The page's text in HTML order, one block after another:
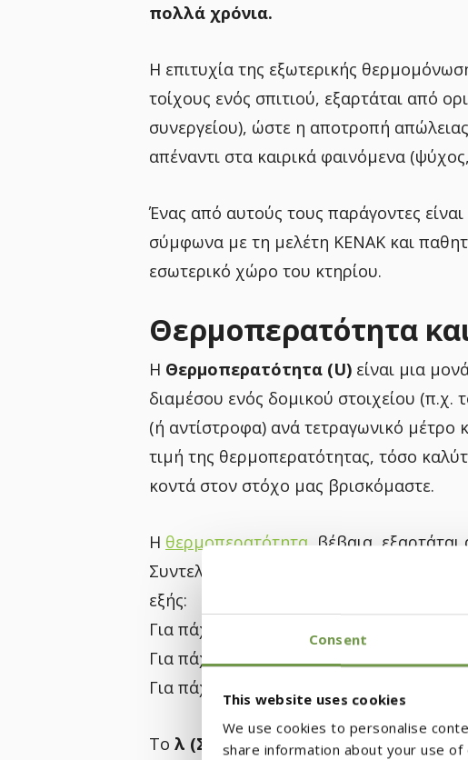
Consent
This website uses cookies
We use cookies to personalise
share information about your use
πολλά χρόνια.
Η επιτυχία της εξωτερικής
τοίχους ενός σπιτιού, εξαρτάται από
συνεργείου), ώστε η αποτροπή
απέναντι στα καιρικά φαινόμενα
Ένας από αυτούς τους παράγοντες
σύμφωνα με τη μελέτη ΚΕΝΑΚ και
εσωτερικό χώρο του κτηρίου.
Θερμοπερατότητα
Η Θερμοπερατότητα (U) είναι μια
διαμέσου ενός δομικού στοιχείου
(ή αντίστροφα) ανά τετραγωνικό μέτρο
τιμή της θερμοπερατότητας, τόσο
κοντά στον στόχο μας βρισκόμαστε.
Η θερμοπερατότητα , βέβαια,
Συντελεστή Θερμικής Αγωγιμότητας
εξής:
Για πάχος υλικού 5 cm, το U ≈ 0,70 W/m²K
Για πάχος υλικού 7 cm, το U ≈ 0,50 W/m²K
Για πάχος υλικού 10 cm, το U ≈ 0,35 W/
Το λ (Συντελεστής Θερμικής